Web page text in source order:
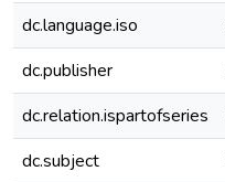
dc.language.iso
dc.publisher
dc.relation.ispartofseries
dc.subject